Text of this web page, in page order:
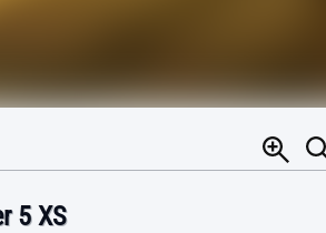
5 XS